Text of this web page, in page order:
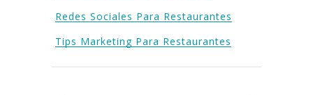
Redes Sociales Para Restaurantes
Tips Marketing Para Restaurantes